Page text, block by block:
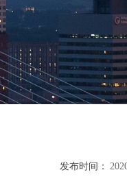
发布时间：